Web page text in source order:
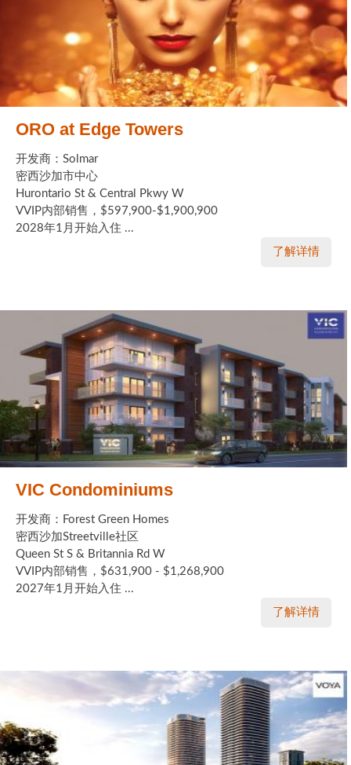
ORO at Edge Towers
开发商：Solmar
密西沙加市中心
Hurontario St & Central Pkwy W
VVIP内部销售，$597,900-$1,900,900
2028年1月开始入住 ...
了解详情
VIC Condominiums
开发商：Forest Green Homes
密西沙加Streetville社区
Queen St S & Britannia Rd W
VVIP内部销售，$631,900 - $1,268,900
2027年1月开始入住 ...
了解详情